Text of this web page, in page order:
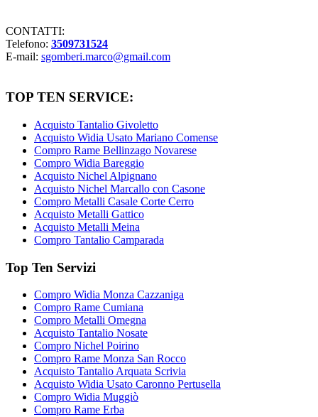
CONTATTI:
Telefono: 3509731524
E-mail: sgomberi.marco@gmail.com
TOP TEN SERVICE:
Acquisto Tantalio Givoletto
Acquisto Widia Usato Mariano Comense
Compro Rame Bellinzago Novarese
Compro Widia Bareggio
Acquisto Nichel Alpignano
Acquisto Nichel Marcallo con Casone
Compro Metalli Casale Corte Cerro
Acquisto Metalli Gattico
Acquisto Metalli Meina
Compro Tantalio Camparada
Top Ten Servizi
Compro Widia Monza Cazzaniga
Compro Rame Cumiana
Compro Metalli Omegna
Acquisto Tantalio Nosate
Compro Nichel Poirino
Compro Rame Monza San Rocco
Acquisto Tantalio Arquata Scrivia
Acquisto Widia Usato Caronno Pertusella
Compro Widia Muggiò
Compro Rame Erba